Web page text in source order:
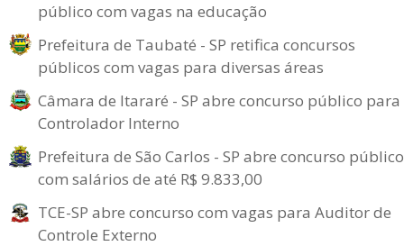
público com vagas na educação
Prefeitura de Taubaté - SP retifica concursos
públicos com vagas para diversas áreas
Câmara de Itararé - SP abre concurso público para
Controlador Interno
Prefeitura de São Carlos - SP abre concurso público
com salários de até R$ 9.833,00
TCE-SP abre concurso com vagas para Auditor de
Controle Externo